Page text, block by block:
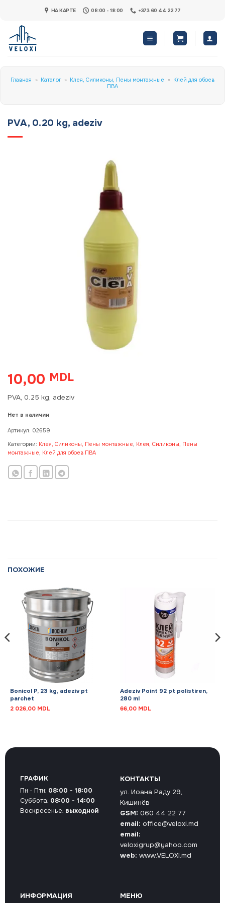
content
НА КАРТЕ 08:00 - 18:00 +373 60 44 22 77
Главная » Каталог » Клея, Силиконы, Пены монтажные » Клей для обоев
ПВА
PVA, 0.20 kg, adeziv
10,00 MDL
PVA, 0.25 kg, adeziv
Нет в наличии
Артикул: 02659
Категории: Клея, Силиконы, Пены монтажные, Клея, Силиконы, Пены
монтажные, Клей для обоев ПВА
ПОХОЖИЕ
Bonicol P, 23 kg, adeziv pt
parchet
2 026,00 MDL
Adeziv Point 92 pt polistiren,
280 ml
66,00 MDL
КОНТАКТЫ
ул. Иоана Раду 29,
Кишинёв
GSM: 060 44 22 77
email: office@veloxi.md
email:
veloxigrup@yahoo.com
web: www.VELOXI.md
ИНФОРМАЦИЯ МЕНЮ
ГРАФИК
Пн - Птн: 08:00 - 18:00
Суббота: 08:00 - 14:00
Воскресенье: выходной